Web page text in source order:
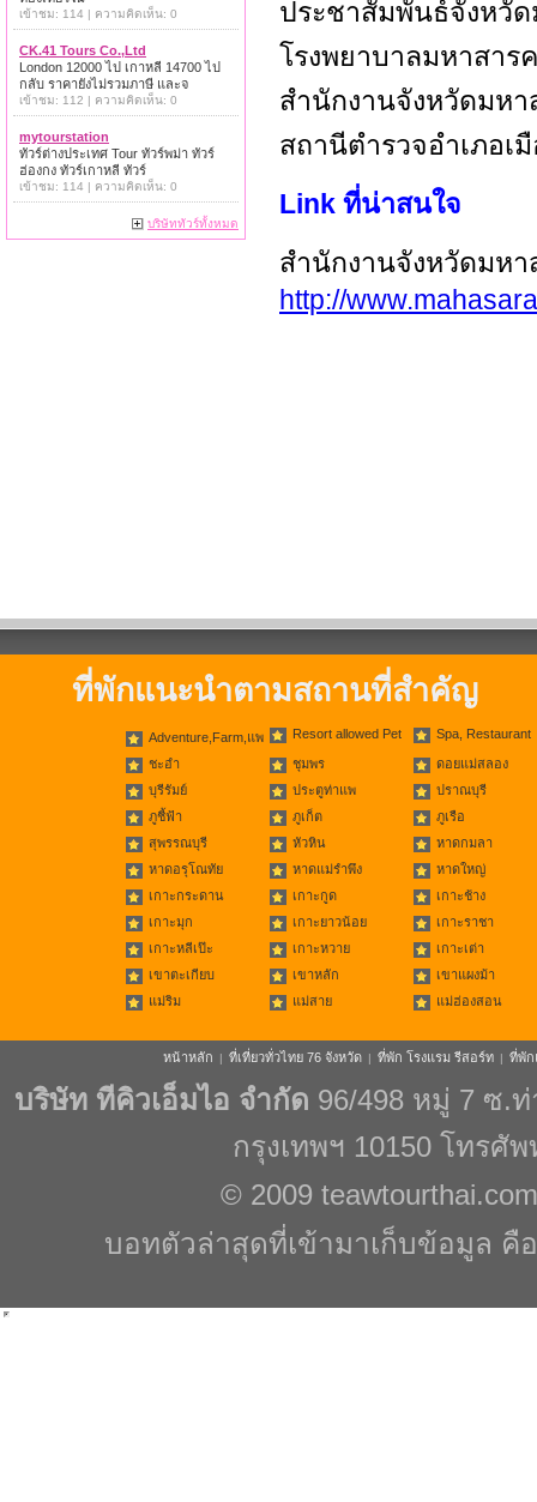
ประชาสัมพันธ์จังหวัด
โรงพยาบาลมหาสาร
สำนักงานจังหวัดมหา
สถานีตำรวจอำเภอเ
Link ที่น่าสนใจ
สำนักงานจังหวัดมหา
http://
เข้าชม: 114 | ความคิดเห็น: 0
CK.41 Tours Co.,Ltd
London 12000 ไป เกาหลี 14700 ไป
กลับ ราคายังไม่รวมภาษี และจ
เข้าชม: 112 | ความคิดเห็น: 0
mytourstation
ทัวร์ต่างประเทศ Tour ทัวร์พม่า ทัวร์
ฮ่องกง ทัวร์เกาหลี ทัวร์
เข้าชม: 114 | ความคิดเห็น: 0
บริษัททัวร์ทั้งหมด
ที่พักแนะนำตามสถานที่สำคัญ
Adventure,Farm,แพ Resort allowed Pet Spa, Restaurant
ชะอำ ชุมพร
ดอยแม่สลอง
บุรีรัมย์
ประตูท่าแพ
ปราณบุรี
ภูชี้ฟ้า
ภูเก็ต
ภูเรือ
สุพรรณบุรี
หัวหิน
หาดกมลา
หาดอรุโณทัย
หาดแม่รำพึง
หาดใหญ่
เกาะกระดาน
เกาะกูด
เกาะช้าง
เกาะมุก
เกาะยาวน้อย
เกาะราชา
เกาะหลีเป๊ะ
เกาะหวาย
เกาะเต่า
เขาตะเกียบ
เขาหลัก
เขาแผงม้า
แม่ริม
แม่สาย แม่ฮ่องสอน
หน้าหลัก | ที่เที่ยวทั่วไทย 76 จังหวัด | ที่พัก โรงแรม รีสอร์ท | ที่พัก
บริษัท ทีคิวเอ็มไอ จำกัด 96/498 หมู่ 7 ซ.
กรุงเทพฯ 10150 โทรศั
© 2009 teawtourthai.com
บอทตัวล่าสุดที่เข้ามาเก็บข้อมูล คือ